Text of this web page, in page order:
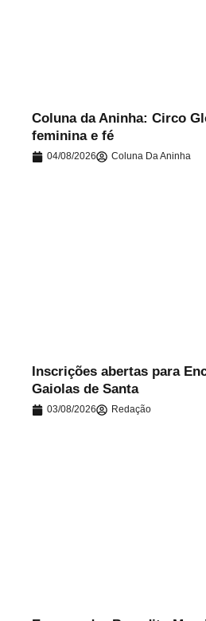
Coluna da Aninha: Circo
feminina e fé
04/08/2026 Coluna Da Aninha
Inscrições abertas para
Gaiolas de Santa
03/08/2026 Redação